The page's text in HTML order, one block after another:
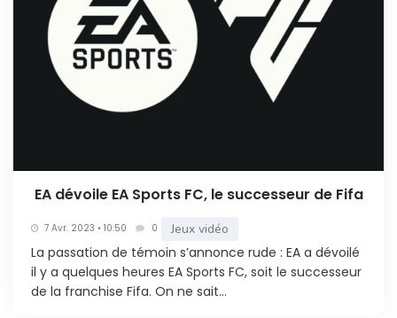
EA dévoile EA Sports FC, le successeur de Fifa
7 Avr. 2023 • 10:50 0 Jeux vidéo
La passation de témoin s’annonce rude : EA a dévoilé
il y a quelques heures EA Sports FC, soit le successeur
de la franchise Fifa. On ne sait...